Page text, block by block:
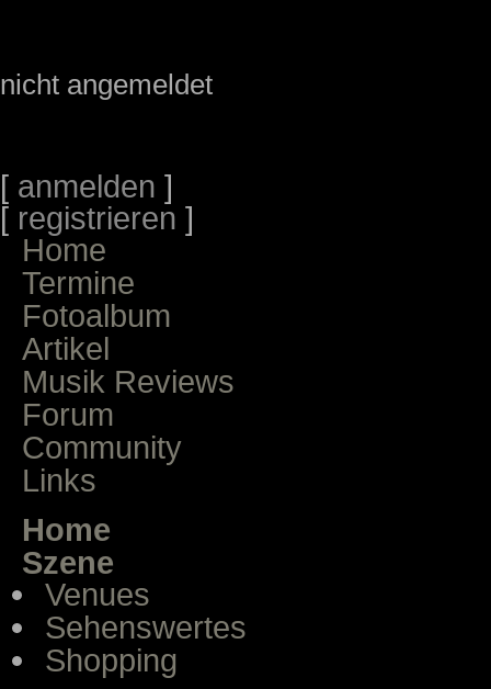
nicht angemeldet
[ anmelden ]
[ registrieren ]
Home
Termine
Fotoalbum
Artikel
Musik Reviews
Forum
Community
Links
Home
Szene
Venues
Sehenswertes
Shopping